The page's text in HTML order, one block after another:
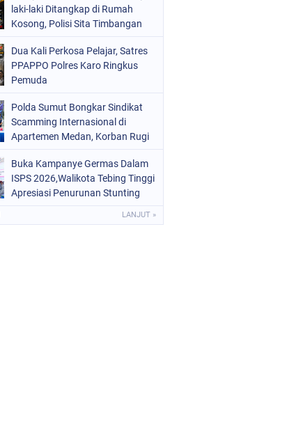
laki-laki Ditangkap di Rumah
Kosong, Polisi Sita Timbangan
Dua Kali Perkosa Pelajar, Satres
PPAPPO Polres Karo Ringkus
Pemuda
Polda Sumut Bongkar Sindikat
Scamming Internasional di
Apartemen Medan, Korban Rugi
Buka Kampanye Germas Dalam
ISPS 2026,Walikota Tebing Tinggi
Apresiasi Penurunan Stunting
LANJUT »